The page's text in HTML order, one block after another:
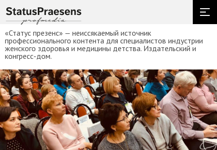
«Статус презенс» — неиссякаемый источник
профессионального контента для специалистов индустрии
женского здоровья и медицины детства. Издательский и
конгресс-дом.